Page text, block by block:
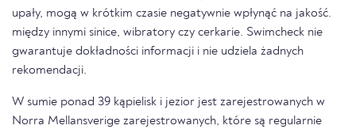
upały, mogą w krótkim czasie negatywnie wpłynąć na jakość.
między innymi sinice, wibratory czy cerkarie. Swimcheck nie
gwarantuje dokładności informacji i nie udziela żadnych
rekomendacji.
W sumie ponad 39 kąpielisk i jezior jest zarejestrowanych w
Norra Mellansverige zarejestrowanych, które są regularnie